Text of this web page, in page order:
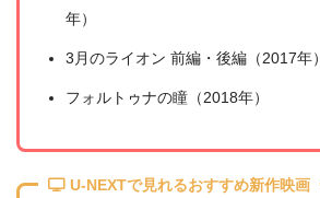
年）
3月のライオン 前編・後編（2017年）
フォルトゥナの瞳（2018年）
U-NEXTで見れるおすすめ新作映画